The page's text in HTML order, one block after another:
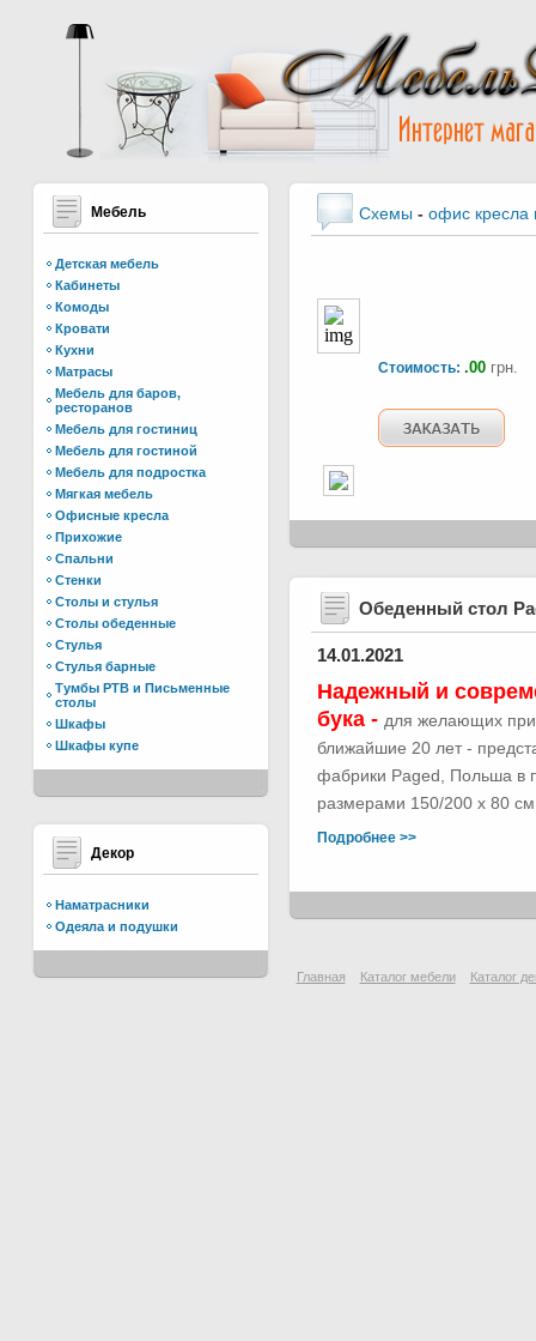
Мебель
Детская мебель
Кабинеты
Комоды
Кровати
Кухни
Матрасы
Мебель для баров,
ресторанов
Мебель для гостиниц
Мебель для гостиной
Мебель для подростка
Мягкая мебель
Офисные кресла
Прихожие
Спальни
Стенки
Столы и стулья
Столы обеденные
Стулья
Стулья барные
Тумбы РТВ и Письменные
столы
Шкафы
Шкафы купе
Декор
Наматрасники
Одеяла и подушки
Схемы - офис кресла
Стоимость: .00 грн.
Обеденный стол
14.01.2021
Надежный и
бука - для желающих
ближайшие 20 лет -
фабрики Paged, Польша в
размерами 150/200 х 80
Подробнее >>
Главная Каталог мебели Каталог